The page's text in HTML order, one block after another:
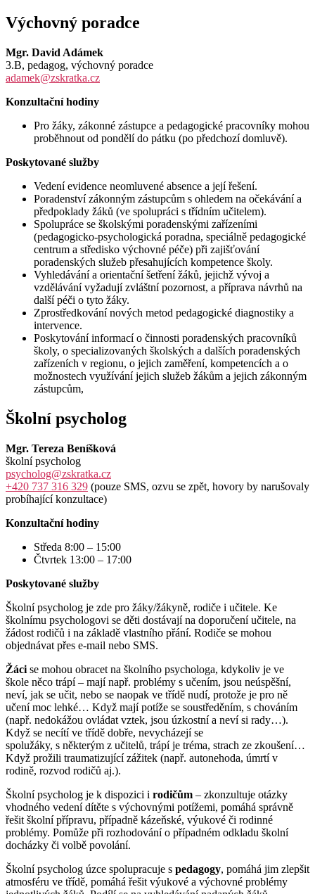
Výchovný poradce
Mgr. David Adámek
3.B, pedagog, výchovný poradce
adamek@zskratka.cz
Konzultační hodiny
Pro žáky, zákonné zástupce a pedagogické pracovníky mohou
proběhnout od pondělí do pátku (po předchozí domluvě).
Poskytované služby
Vedení evidence neomluvené absence a její řešení.
Poradenství zákonným zástupcům s ohledem na očekávání a
předpoklady žáků (ve spolupráci s třídním učitelem).
Spolupráce se školskými poradenskými zařízeními
(pedagogicko-psychologická poradna, speciálně pedagogické
centrum a středisko výchovné péče) při zajišťování
poradenských služeb přesahujících kompetence školy.
Vyhledávání a orientační šetření žáků, jejichž vývoj a
vzdělávání vyžadují zvláštní pozornost, a příprava návrhů na
další péči o tyto žáky.
Zprostředkování nových metod pedagogické diagnostiky a
intervence.
Poskytování informací o činnosti poradenských pracovníků
školy, o specializovaných školských a dalších poradenských
zařízeních v regionu, o jejich zaměření, kompetencích a o
možnostech využívání jejich služeb žákům a jejich zákonným
zástupcům,
Školní psycholog
Mgr. Tereza Beníšková
školní psycholog
psycholog@zskratka.cz
+420 737 316 329 (pouze SMS, ozvu se zpět, hovory by narušovaly
probíhající konzultace)
Konzultační hodiny
Středa 8:00 – 15:00
Čtvrtek 13:00 – 17:00
Poskytované služby
Školní psycholog je zde pro žáky/žákyně, rodiče i učitele. Ke
školnímu psychologovi se děti dostávají na doporučení učitele, na
žádost rodičů i na základě vlastního přání. Rodiče se mohou
objednávat přes e-mail nebo SMS.
Žáci se mohou obracet na školního psychologa, kdykoliv je ve
škole něco trápí – mají např. problémy s učením, jsou neúspěšní,
neví, jak se učit, nebo se naopak ve třídě nudí, protože je pro ně
učení moc lehké… Když mají potíže se soustředěním, s chováním
(např. nedokážou ovládat vztek, jsou úzkostní a neví si rady…).
Když se necítí ve třídě dobře, nevycházejí se
spolužáky, s některým z učitelů, trápí je tréma, strach ze zkoušení…
Když prožili traumatizující zážitek (např. autonehoda, úmrtí v
rodině, rozvod rodičů aj.).
Školní psycholog je k dispozici i rodičům – zkonzultuje otázky
vhodného vedení dítěte s výchovnými potížemi, pomáhá správně
řešit školní přípravu, případně kázeňské, výukové či rodinné
problémy. Pomůže při rozhodování o případném odkladu školní
docházky či volbě povolání.
Školní psycholog úzce spolupracuje s pedagogy, pomáhá jim zlepšit
atmosféru ve třídě, pomáhá řešit výukové a výchovné problémy